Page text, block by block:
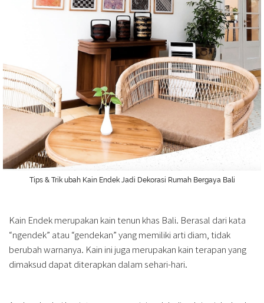
Tips & Trik ubah Kain Endek Jadi Dekorasi Rumah Bergaya Bali
Kain Endek merupakan kain tenun khas Bali. Berasal dari kata
“ngendek” atau “gendekan” yang memiliki arti diam, tidak
berubah warnanya. Kain ini juga merupakan kain terapan yang
dimaksud dapat diterapkan dalam sehari-hari.